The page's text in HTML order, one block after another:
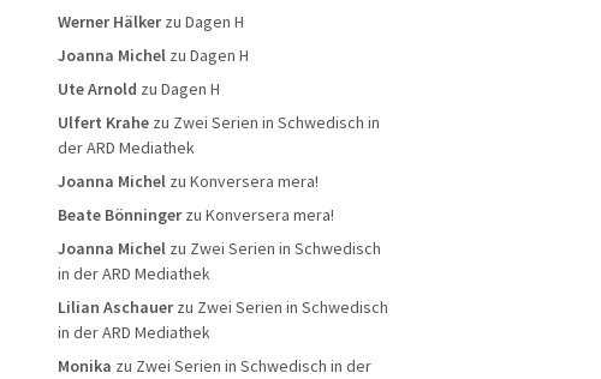
Werner Hälkerzu Dagen H
Joanna Michel zu Dagen H
Ute Arnold zu Dagen H
Ulfert Krahe zu Zwei Serien in Schwedisch in
der ARD Mediathek
Joanna Michel zu Konversera mera!
Beate Bönningerzu Konversera mera!
Joanna Michel zu Zwei Serien in Schwedisch
in der ARD Mediathek
Lilian Aschauerzu Zwei Serien in Schwedisch
in der ARD Mediathek
Monika zu Zwei Serien in Schwedisch in der